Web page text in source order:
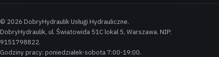
© 2026 DobryHydraulik Usługi Hydrauliczne.
DobryHydraulik, ul. Światowida 51C lokal 5, Warszawa. NIP:
9151798822.
Godziny pracy: poniedziałek-sobota 7:00-19:00.